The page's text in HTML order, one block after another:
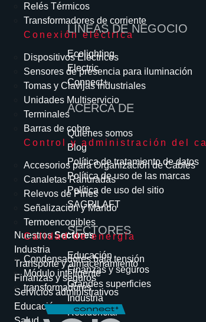
LÍNEAS DE NEGOCIO
Ecolighting
Electric
Connect+
ACERCA DE
Quienes somos
Blog
Política de tratamiento de datos
Política de uso de las marcas
Política de uso del sitio
SAGRILAFT
SECTORES
Educación
Finanzas y seguros
Grandes superficies
Industria
Residencial
NuestrosSectores
Industria
Transporte y almacenamiento
Finanzas y seguros
Servicios administrativos
Educación
Relés Térmicos
Transformadores de corriente
Conexión eléctrica
Dispositivos Eléctricos
Sensores de presencia para iluminación
Tomas y Clavijas Industriales
Unidades Multiservicio
Terminales
Barras de cobre
Control y administración del
Accesorios para Organización de Cables
Canaletas Ranuradas
Relevos de Pines
Señalización y Mando
Termoencogibles
Calidad de energía
Condensadores baja tensión
Módulo inteligente
transformadores